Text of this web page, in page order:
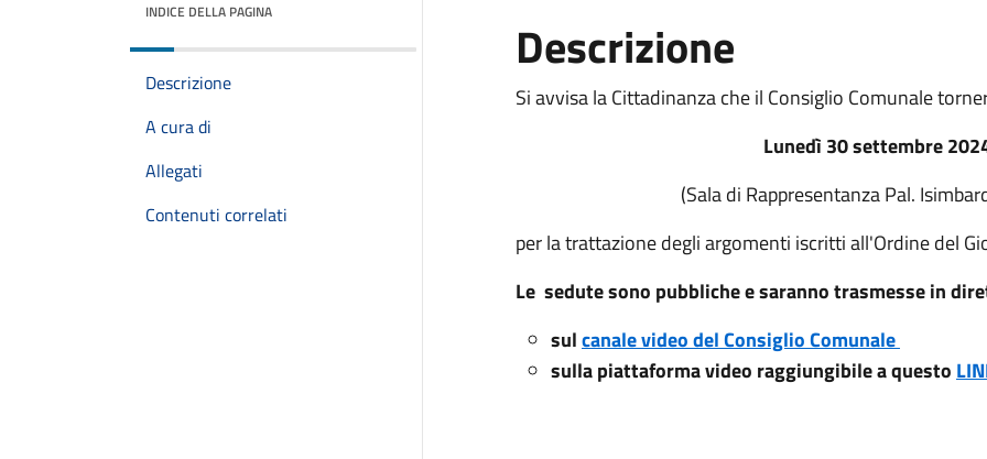
INDICE DELLA PAGINA
Descrizione
A cura di
Allegati
Contenuti correlati
Descrizione
Si avvisa la Cittadinanza che il Consiglio Comunale
Lunedì 30 settembre
(Sala di Rappresentanza Pal.
per la trattazione degli argomenti iscritti all'Ordine del
Le sedute sono pubbliche e saranno trasmesse in
sulcanale video del Consiglio Comunale
sulla piattaforma video raggiungibile a questo